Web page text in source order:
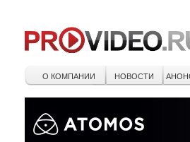
О КОМПАНИИ НОВОСТИ